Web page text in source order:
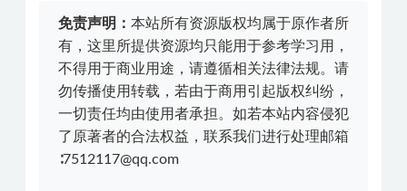
免责声明： 本站所有资源版权均属于原作者所
有，这里所提供资源均只能用于参考学习用，
不得用于商业用途，请遵循相关法律法规。请
勿传播使用转载，若由于商用引起版权纠纷，
一切责任均由使用者承担。如若本站内容侵犯
了原著者的合法权益，联系我们进行处理邮箱
∶7512117@qq.com